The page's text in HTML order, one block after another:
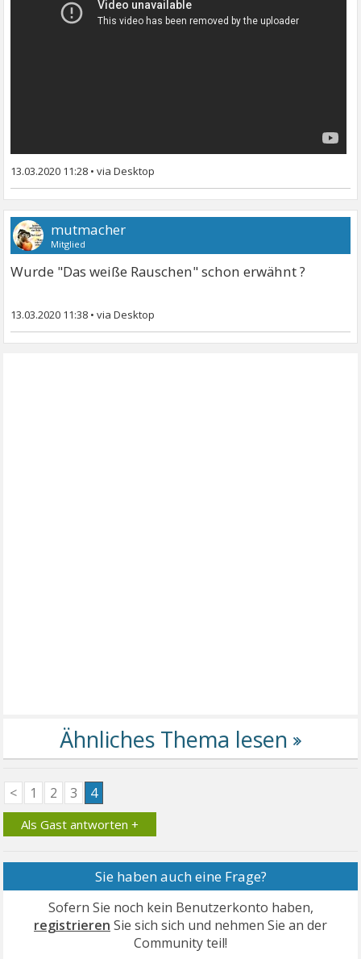
13.03.2020 11:28 •
mutmacher
Mitglied
Wurde "Das weiße Rauschen" schon erwähnt ?
13.03.2020 11:38 •
< 1 2 3 4
Als Gast antworten +
Sie haben auch eine Frage?
Sofern Sie noch kein Benutzerkonto haben,
registrieren Sie sich sich und nehmen Sie an der
Community teil!